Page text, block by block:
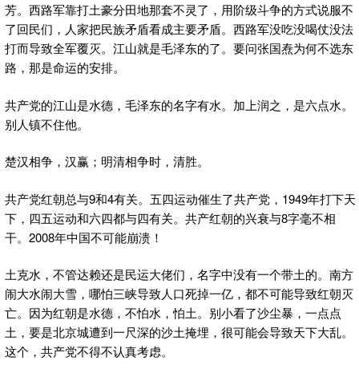
芳。西路军靠打土豪分田地那套不灵了，用阶级斗争的方式说服不
了回民们，人家把民族矛盾看成主要矛盾。西路军没吃没喝仗没法
打而导致全军覆灭。江山就是毛泽东的了。要问张国焘为何不选东
路，那是命运的安排。
共产党的江山是水德，毛泽东的名字有水。加上润之，是六点水。
别人镇不住他。
楚汉相争，汉赢；明清相争时，清胜。
共产党红朝总与9和4有关。五四运动催生了共产党，1949年打下天
下，四五运动和六四都与四有关。共产红朝的兴衰与8字毫不相
干。2008年中国不可能崩溃！
土克水，不管达赖还是民运大佬们，名字中没有一个带土的。南方
闹大水闹大雪，哪怕三峡导致人口死掉一亿，都不可能导致红朝灭
亡。因为红朝是水德，不怕水，怕土。别小看了沙尘暴，一点点
土，要是北京城遭到一尺深的沙土掩埋，很可能会导致天下大乱。
这个，共产党不得不认真考虑。